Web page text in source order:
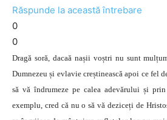
Răspunde la această întrebare
0
0
Dragă soră, dacaă nașii voștri nu sunt
Dumnezeu și evlavie creștinească apoi ce fel
să vă îndrumeze pe calea adevărului și
exemplu, cred că nu o să vă deziceți de